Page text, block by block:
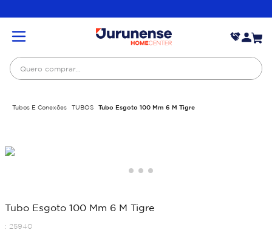
Quero comprar...
Tubos E Conexões TUBOS Tubo Esgoto 100 Mm 6 M Tigre
Tubo Esgoto 100 Mm 6 M Tigre
: 25940